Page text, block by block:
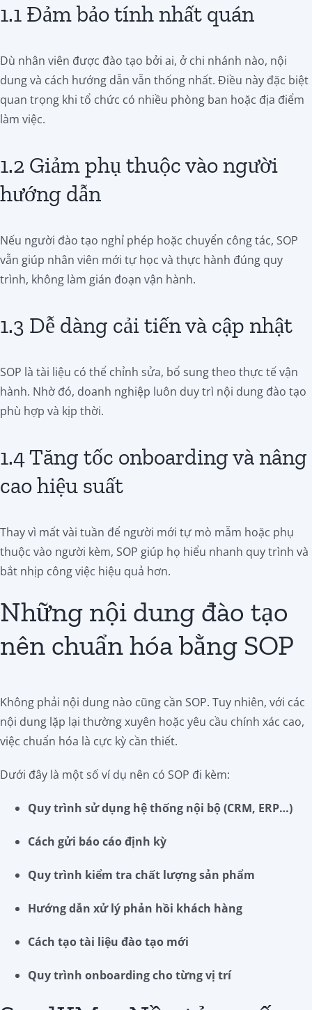
1.1 Đảm bảo tính nhất quán
Dù nhân viên được đào tạo bởi ai, ở chi nhánh nào, nội
dung và cách hướng dẫn vẫn thống nhất. Điều này đặc biệt
quan trọng khi tổ chức có nhiều phòng ban hoặc địa điểm
làm việc.
1.2 Giảm phụ thuộc vào người
hướng dẫn
Nếu người đào tạo nghỉ phép hoặc chuyển công tác, SOP
vẫn giúp nhân viên mới tự học và thực hành đúng quy
trình, không làm gián đoạn vận hành.
1.3 Dễ dàng cải tiến và cập nhật
SOP là tài liệu có thể chỉnh sửa, bổ sung theo thực tế vận
hành. Nhờ đó, doanh nghiệp luôn duy trì nội dung đào tạo
phù hợp và kịp thời.
1.4 Tăng tốc onboarding và nâng
cao hiệu suất
Thay vì mất vài tuần để người mới tự mò mẫm hoặc phụ
thuộc vào người kèm, SOP giúp họ hiểu nhanh quy trình và
bắt nhịp công việc hiệu quả hơn.
Những nội dung đào tạo
nên chuẩn hóa bằng SOP
Không phải nội dung nào cũng cần SOP. Tuy nhiên, với các
nội dung lặp lại thường xuyên hoặc yêu cầu chính xác cao,
việc chuẩn hóa là cực kỳ cần thiết.
Dưới đây là một số ví dụ nên có SOP đi kèm:
Quy trình sử dụng hệ thống nội bộ (CRM, ERP…)
Cách gửi báo cáo định kỳ
Quy trình kiểm tra chất lượng sản phẩm
Hướng dẫn xử lý phản hồi khách hàng
Cách tạo tài liệu đào tạo mới
Quy trình onboarding cho từng vị trí